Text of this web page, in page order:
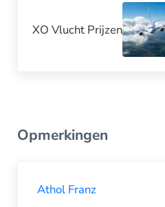
XO Vlucht Prijzen
Opmerkingen
Athol Franz